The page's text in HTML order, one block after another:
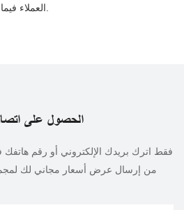
الحصول على
فقط اترك بريدك الإلكتروني أو رقم
من إرسال عرض أسعار مجاني لك